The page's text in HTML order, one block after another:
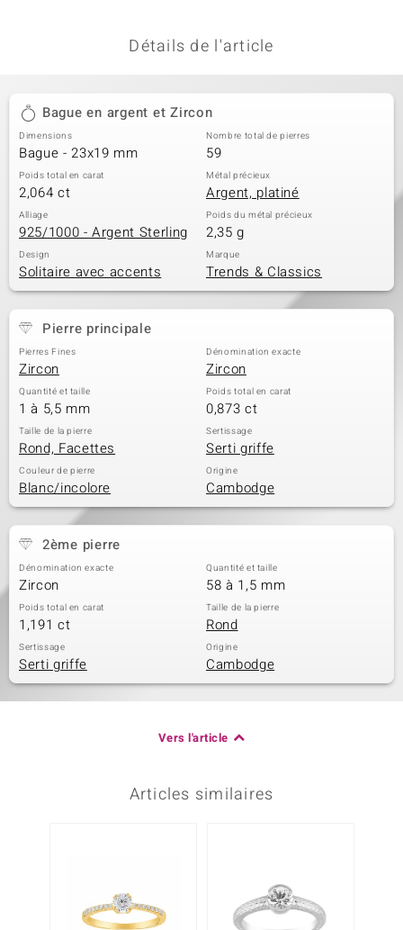
Détails de l'article
Bague en argent et Zircon
Dimensions
Bague - 23x19 mm
Nombre total de pierres
59
Poids total en carat
2,064 ct
Métal précieux
Argent, platiné
Alliage
925/1000 - Argent Sterling
Poids du métal précieux
2,35 g
Design
Solitaire avec accents
Marque
Trends & Classics
Pierre principale
Pierres Fines
Zircon
Dénomination exacte
Zircon
Quantité et taille
1 à 5,5 mm
Poids total en carat
0,873 ct
Taille de la pierre
Rond, Facettes
Sertissage
Serti griffe
Couleur de pierre
Blanc/incolore
Origine
Cambodge
2ème pierre
Dénomination exacte
Zircon
Quantité et taille
58 à 1,5 mm
Poids total en carat
1,191 ct
Taille de la pierre
Rond
Sertissage
Serti griffe
Origine
Cambodge
Vers l'article
Articles similaires